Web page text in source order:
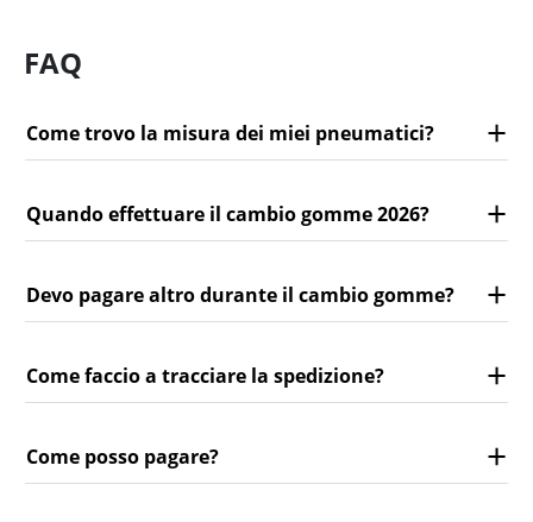
FAQ
Come trovo la misura dei miei pneumatici?
Quando effettuare il cambio gomme 2026?
Devo pagare altro durante il cambio gomme?
Come faccio a tracciare la spedizione?
Come posso pagare?